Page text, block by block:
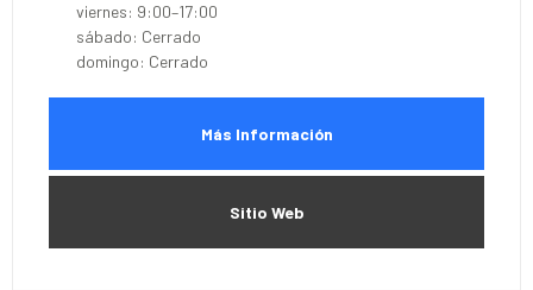
viernes: 9:00–17:00
sábado: Cerrado
domingo: Cerrado
Más Información
Sitio Web